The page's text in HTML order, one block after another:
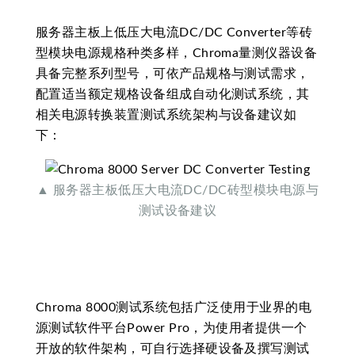
服务器主板上低压大电流DC/DC Converter等砖
型模块电源规格种类多样，Chroma量测仪器设备
具备完整系列型号，可依产品规格与测试需求，
配置适当额定规格设备组成自动化测试系统，其
相关电源转换装置测试系统架构与设备建议如
下：
▲ 服务器主板低压大电流DC/DC砖型模块电源与
测试设备建议
Chroma 8000测试系统包括广泛使用于业界的电
源测试软件平台Power Pro，为使用者提供一个
开放的软件架构，可自行选择硬设备及撰写测试